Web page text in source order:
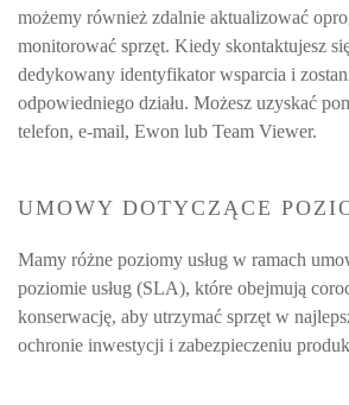
możemy również zdalnie aktualizować
monitorować sprzęt. Kiedy skontaktujesz
dedykowany identyfikator wsparcia i
odpowiedniego działu. Możesz uzyskać
telefon, e-mail, Ewon lub Team Viewer.
UMOWY DOTYCZĄCE
Mamy różne poziomy usług w ramach
poziomie usług (SLA), które obejmują
konserwację, aby utrzymać sprzęt w
ochronie inwestycji i zabezpieczeniu